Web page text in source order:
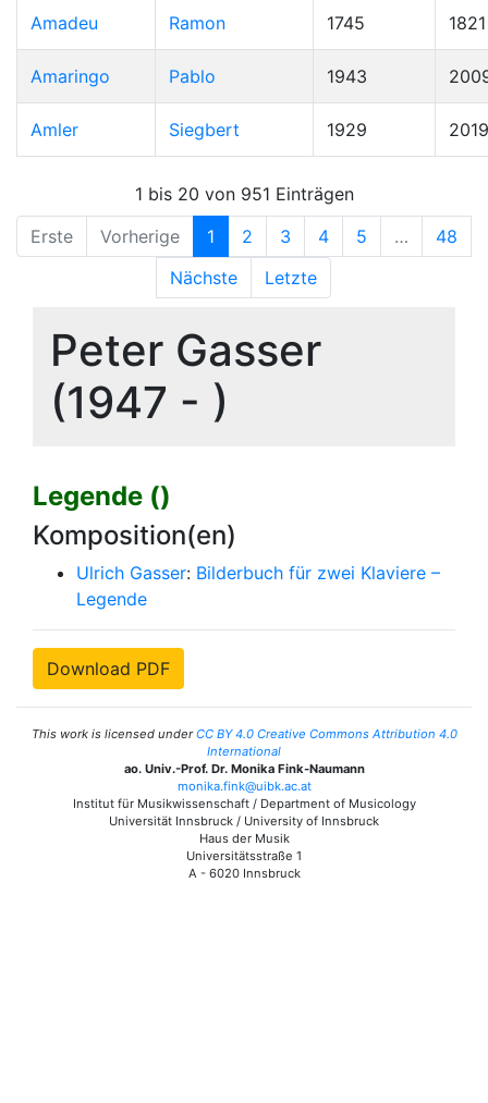
Amadeu Ramon 1745 1821
Amaringo Pablo 1943
Amler Siegbert 1929 2019
1 bis 20 von 951 Einträgen
Erste
Vorherige 1 2 3 4 5 …
48
Nächste
Letzte
Peter Gasser
(1947 - )
Legende ()
Komposition(en)
Ulrich Gasser: Bilderbuch für zwei Klaviere –
Legende
Download PDF
This work is licensed underCC BY 4.0 Creative Commons Attribution 4.0
International
ao. Univ.-Prof. Dr. Monika Fink-Naumann
monika.fink@uibk.ac.at
Institut für Musikwissenschaft / Department of Musicology
Universität Innsbruck / University of Innsbruck
Haus der Musik
Universitätsstraße 1
A - 6020 Innsbruck